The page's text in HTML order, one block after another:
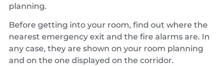
planning.
Before getting into your room, find out where the
nearest emergency exit and the fire alarms are. In
any case, they are shown on your room planning
and on the one displayed on the corridor.